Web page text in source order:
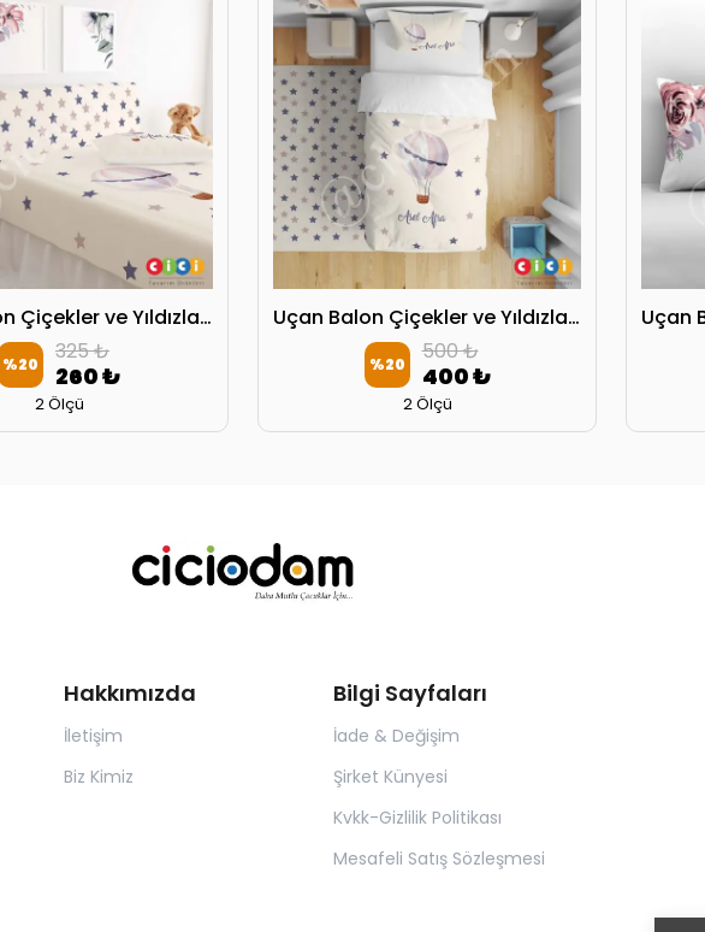
Uçan Balon Çiçekler ve Yıldızlar Başlık Kılıfı
%20 325 ₺
260 ₺
2 Ölçü
Uçan Balon Çiçekler ve Yıldızlar Yatak Örtüsü
%20 500 ₺
400 ₺
2 Ölçü
Hakkımızda
İletişim
Biz Kimiz
Bilgi Sayfaları
İade & Değişim
Şirket Künyesi
Kvkk-Gizlilik Politikası
Mesafeli Satış Sözleşmesi